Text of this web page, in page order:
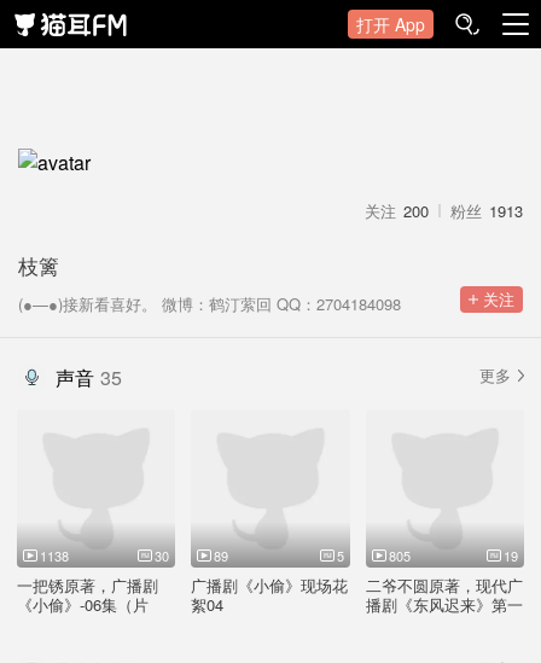
打开 App
粉丝 1913
关注 200
枝篱
(●—●)接新看喜好。 微博：鹤汀萦回 QQ：2704184098 关注
声音 35 更多
一把锈原著，广播剧
《小偷》-06集（片
1138 30
广播剧《小偷》现场花
絮04
89 5
二爷不圆原著，现代广
播剧《东风迟来》第一
805 19